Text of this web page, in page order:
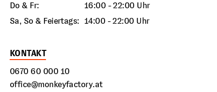
Do & Fr:
16:00 - 22:00 Uhr
Sa, So & Feiertags: 14:00 - 22:00 Uhr
KONTAKT
0670 60 000 10
office@monkeyfactory.at